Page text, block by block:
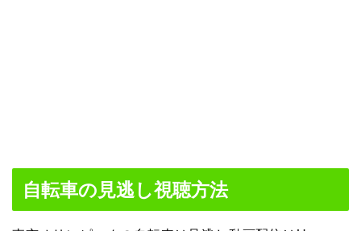
自転車の見逃し視聴方法